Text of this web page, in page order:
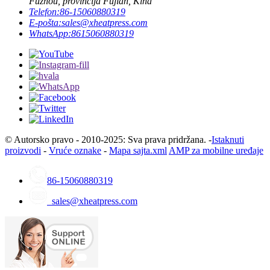
Telefon:86-15060880319
E-pošta:sales@xheatpress.com
WhatsApp:8615060880319
© Autorsko pravo - 2010-2025: Sva prava pridržana. -Istaknuti
proizvodi - Vruće oznake - Mapa sajta.xml AMP za mobilne uređaje
86-15060880319
sales@xheatpress.com